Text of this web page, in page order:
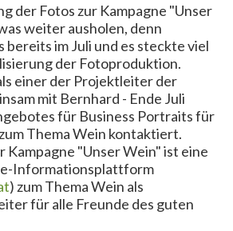
der Fotos zur Kampagne "Unser
weiter ausholen, denn
bereits im Juli und es steckte viel
der Fotoproduktion.
einer der Projektleiter der
mit Bernhard - Ende Juli
für Business Portraits für
Thema Wein kontaktiert.
Kampagne "Unser Wein" ist eine
Informationsplattform
) zum Thema Wein als
für alle Freunde des guten